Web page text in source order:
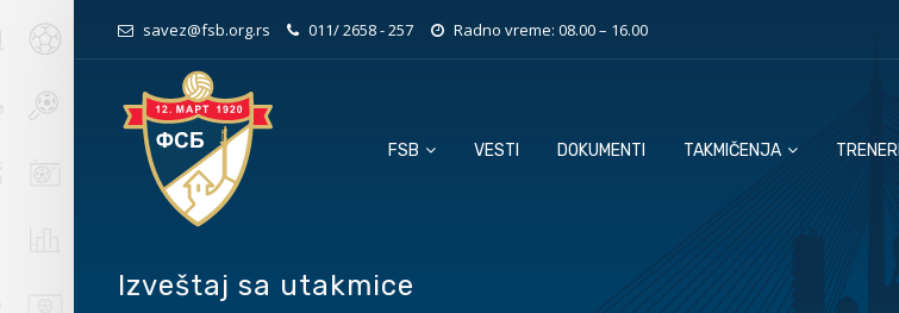
savez@fsb.org.rs 011/ 2658 - 257 Radno vreme: 08.00 – 16.00
FSB VESTI DOKUMENTI TAKMIČENJA TRENERI
Izveštaj sa utakmice